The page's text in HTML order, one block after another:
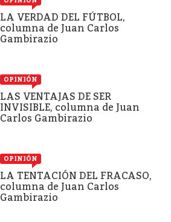
LA VERDAD DEL FÚTBOL,
columna de Juan Carlos
Gambirazio
OPINIÓN
LAS VENTAJAS DE SER
INVISIBLE, columna de Juan
Carlos Gambirazio
OPINIÓN
LA TENTACIÓN DEL FRACASO,
columna de Juan Carlos
Gambirazio